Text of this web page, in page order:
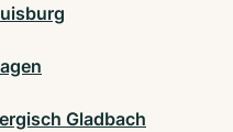
Gladbach